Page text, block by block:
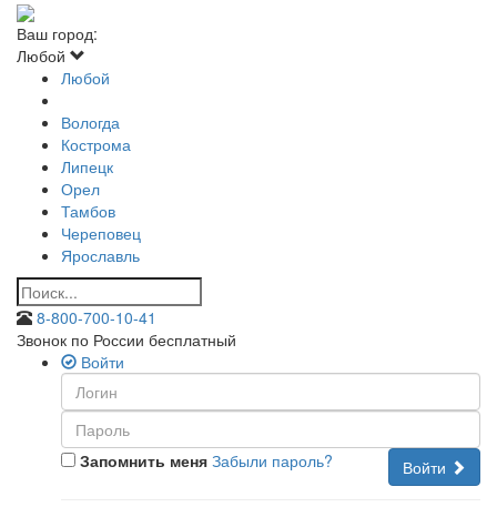
Ваш город:
Любой
Любой
Вологда
Кострома
Липецк
Орел
Тамбов
Череповец
Ярославль
8-800-700-10-41
Звонок по России бесплатный
Войти
Запомнить меня Войти
Забыли пароль?